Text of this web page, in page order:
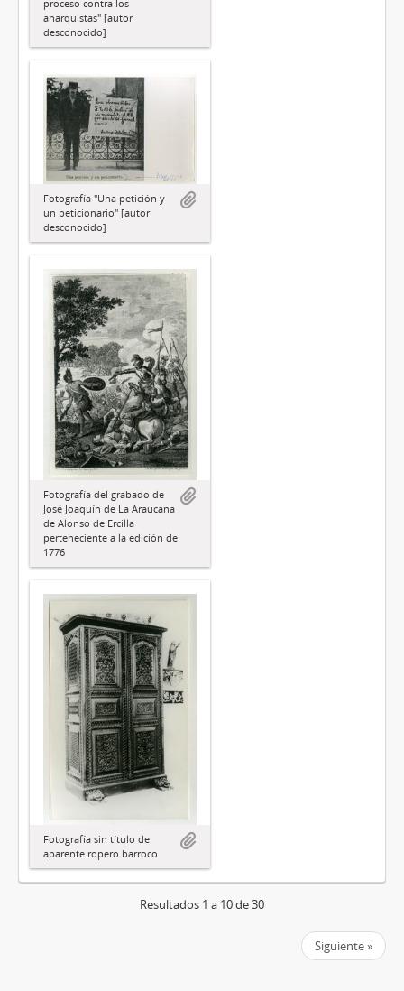
proceso contra los
anarquistas" [autor
desconocido]
Fotografía "Una petición y
un peticionario" [autor
desconocido]
Fotografía del grabado de
José Joaquín de La Araucana
de Alonso de Ercilla
perteneciente a la edición de
1776
Fotografía sin título de
aparente ropero barroco
Resultados 1 a 10 de 30
Siguiente »